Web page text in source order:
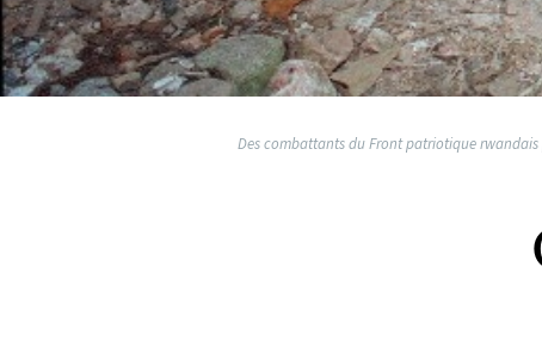
Des combattants du Front patriotique rwandais